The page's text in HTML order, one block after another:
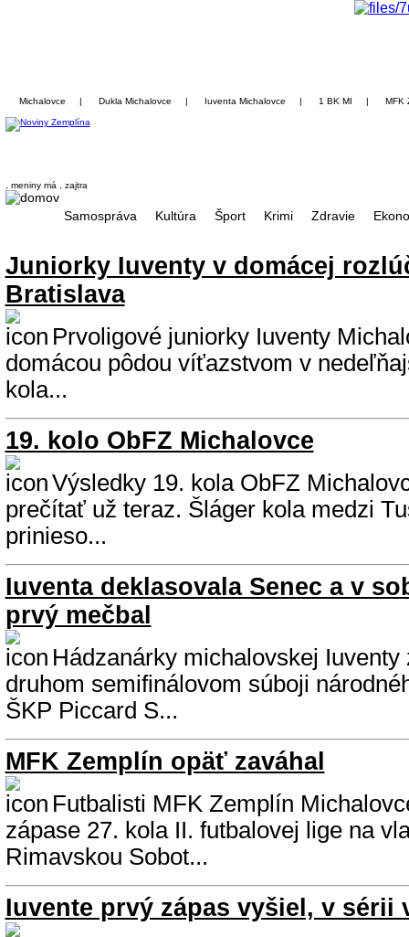
Michalovce | Dukla Michalovce | Iuventa Michalovce | 1 BK MI | MFK
, meniny má , zajtra
Samospráva Kultúra Šport Krimi Zdravie
Juniorky Iuventy v domácej
Bratislava
Prvoligové juniorky Iuventy
domácou pôdou víťazstvom v
kola...
19. kolo ObFZ Michalovce
Výsledky 19. kola ObFZ
prečítať už teraz. Šláger kola medzi
prinieso...
Iuventa deklasovala Senec a v
prvý mečbal
Hádzanárky michalovskej
druhom semifinálovom súboji
ŠKP Piccard S...
MFK Zemplín opäť zaváhal
Futbalisti MFK Zemplín
zápase 27. kola II. futbalovej lige na
Rimavskou Sobot...
Iuvente prvý zápas vyšiel, v sérii